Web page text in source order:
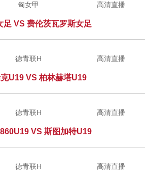
匈女甲
足 VS 费伦茨瓦罗斯女足
高清直播
德青联H
U19 VS 柏林赫塔U19
高清直播
德青联H
VS 斯图加特U19
高清直播
德青联H 高清直播